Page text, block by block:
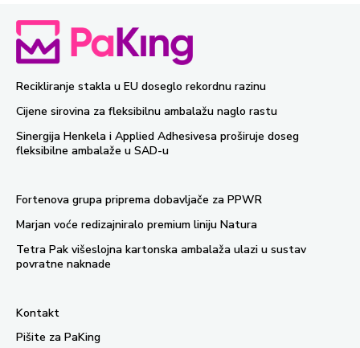
Recikliranje stakla u EU doseglo rekordnu razinu
Cijene sirovina za fleksibilnu ambalažu naglo rastu
Sinergija Henkela i Applied Adhesivesa proširuje doseg
fleksibilne ambalaže u SAD-u
Fortenova grupa priprema dobavljače za PPWR
Marjan voće redizajniralo premium liniju Natura
Tetra Pak višeslojna kartonska ambalaža ulazi u sustav
povratne naknade
Kontakt
Pišite za PaKing